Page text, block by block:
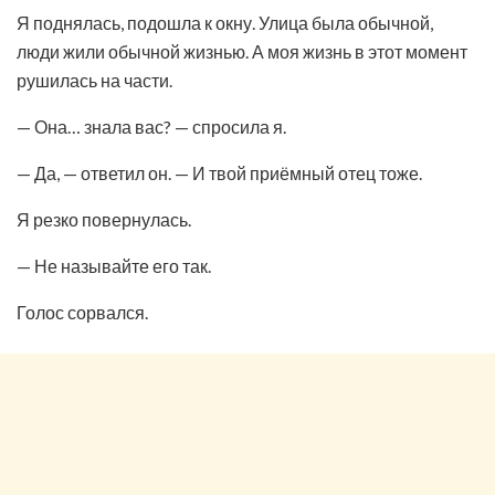
Я поднялась, подошла к окну. Улица была обычной,
люди жили обычной жизнью. А моя жизнь в этот момент
рушилась на части.
— Она… знала вас? — спросила я.
— Да, — ответил он. — И твой приёмный отец тоже.
Я резко повернулась.
— Не называйте его так.
Голос сорвался.